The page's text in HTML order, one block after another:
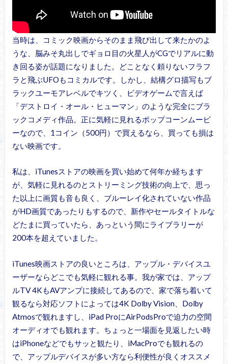
当時は、コミック映画からそのまま飛び出して来たかのよ
うな、脳みそ丸出しでギョロ目の火星人がCGでリアルに動
き回る姿が話題になりました。どことなく頼りないフラフ
ラと飛ぶUFOもコミカルです。しかし、結構グロ描写もブ
ラックユーモアレベルでキツく、ビデオゲームで言えば
「デストロイ・オール・ヒューマン」のような完全にブラ
ックコメディ作品。正に気軽に見れるポップコーンムービ
ーなので、1コイン（500円）で買えるなら、買っても損は
ない映画です。
私は、iTunesストアの映画を買い始めて何年か経ちます
が、気軽に見れるのとストリーミング技術の向上で、思っ
た以上に画質も音も良く、ブルーレイ化されていない作品
がHD画質であったりもするので、新作やセールタイトルな
どたまに買っていたら、あっという間にライブラリーが
200本を超えていました。
iTunes映画ストアの良いところは、アップル・デバイスユ
ーザーならどこでも気軽に観れる事。我が家では、アップ
ルTV 4KもAVアンプに接続してあるので、家で落ち着いて
観るなら対応ソフトによっては4K Dolby Vision、Dolby
Atmosで観れますし、iPad ProにAirPodsProで迫力の空間
オーディオでも観れます。ちょっと一場面を見返したい時
はiPhoneなどでもサッと観たり、iMacProでも観れるの
で、アップルデバイスが多い方なら利便性が良くオススメ